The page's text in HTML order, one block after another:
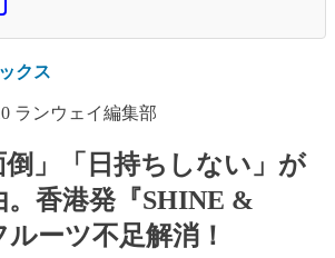
クス
ランウェイ編集部
倒」「日持ちしない」が
香港発『SHINE &
ーツ不足解消！